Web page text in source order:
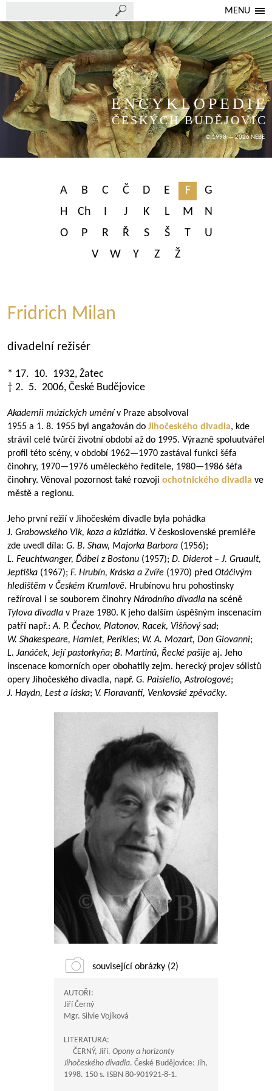
MENU
ENCYKLOPEDIE
ČESKÝCH BUDĚJOVIC
© 1998 — 2026 NEBE
A B C Č D E F
G
H
Ch I J K L M
N
O
P R Ř S Š T
U
V
W Y Z Ž
Fridrich Milan
divadelní režisér
* 17. 10. 1932, Žatec
† 2. 5. 2006, České Budějovice
Akademii múzických uměnív Praze absolvoval
1955 a 1. 8. 1955 byl angažován do Jihočeského divadla, kde
strávil celé tvůrčí životní období až do 1995. Výrazně spoluutvářel
profil této scény, v období 1962—1970 zastával funkci šéfa
činohry, 1970—1976 uměleckého ředitele, 1980—1986 šéfa
činohry. Věnoval pozornost také rozvoji ochotnického divadla ve
městě a regionu.
Jeho první režií v Jihočeském divadle byla pohádka
J. Grabowského Vlk, koza a kůzlátka. V československé premiéře
zde uvedl díla: G. B. Shaw, Majorka Barbora (1956);
L. Feuchtwanger, Ďábel z Bostonu (1957); D. Diderot – J. Gruault,
Jeptiška (1967); F. Hrubín, Kráska a Zvíře (1970) před Otáčivým
hledištěm v Českém Krumlově. Hrubínovu hru pohostinsky
režíroval i se souborem činohry Národního divadla na scéně
Tylova divadla v Praze 1980. K jeho dalším úspěšným inscenacím
patří např.:A. P. Čechov, Platonov, Racek, Višňový sad;
W. Shakespeare, Hamlet, Perikles; W. A. Mozart, Don Giovanni;
L. Janáček, Její pastorkyňa; B. Martinů, Řecké pašije aj. Jeho
inscenace komorních oper obohatily zejm. herecký projev sólistů
opery Jihočeského divadla, např. G. Paisiello, Astrologové;
J. Haydn, Lest a láska; V. Fioravanti, Venkovské zpěvačky.
související obrázky (2)
AUTOŘI:
Jiří Černý
Mgr. Silvie Vojíková
LITERATURA:
ČERNÝ, Jiří. Opony a horizonty
Jihočeského divadla. České Budějovice: Jih,
1998. 150 s. ISBN 80-901921-8-1.